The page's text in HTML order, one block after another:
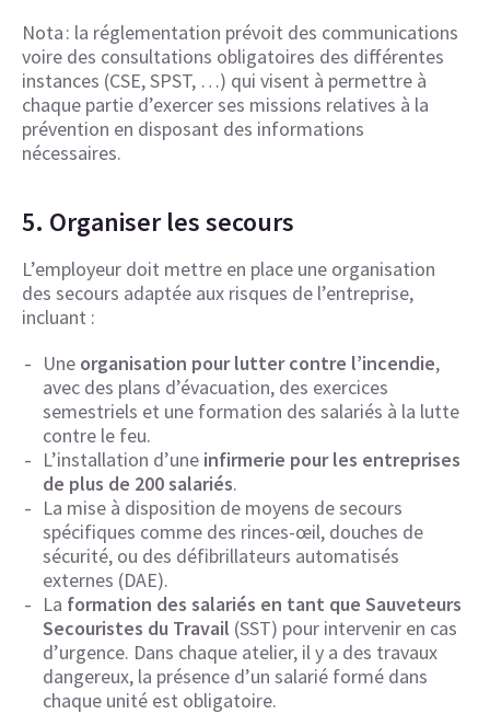
Nota : la réglementation prévoit des communications
voire des consultations obligatoires des différentes
instances (CSE, SPST, …) qui visent à permettre à
chaque partie d’exercer ses missions relatives à la
prévention en disposant des informations
nécessaires.
5. Organiser les secours
L’employeur doit mettre en place une organisation
des secours adaptée aux risques de l’entreprise,
incluant :
Une organisation pour lutter contre l’incendie,
avec des plans d’évacuation, des exercices
semestriels et une formation des salariés à la lutte
contre le feu.
L’installation d’une infirmerie pour les entreprises
de plus de 200 salariés.
La mise à disposition de moyens de secours
spécifiques comme des rinces-œil, douches de
sécurité, ou des défibrillateurs automatisés
externes (DAE).
La formation des salariés en tant que Sauveteurs
Secouristes du Travail (SST) pour intervenir en cas
d’urgence. Dans chaque atelier, il y a des travaux
dangereux, la présence d’un salarié formé dans
chaque unité est obligatoire.